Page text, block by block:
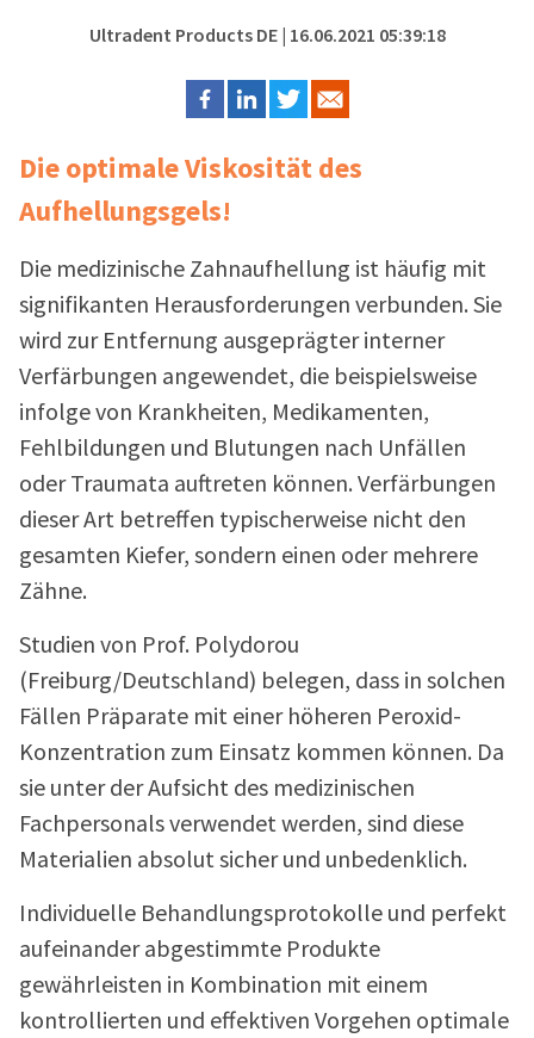
Ultradent Products DE| 16.06.2021 05:39:18
Die optimale Viskosität des
Aufhellungsgels!
Die medizinische Zahnaufhellung ist häufig mit
signifikanten Herausforderungen verbunden. Sie
wird zur Entfernung ausgeprägter interner
Verfärbungen angewendet, die beispielsweise
infolge von Krankheiten, Medikamenten,
Fehlbildungen und Blutungen nach Unfällen
oder Traumata auftreten können. Verfärbungen
dieser Art betreffen typischerweise nicht den
gesamten Kiefer, sondern einen oder mehrere
Zähne.
Studien von Prof. Polydorou
(Freiburg/Deutschland) belegen, dass in solchen
Fällen Präparate mit einerhöheren Peroxid-
Konzentration zum Einsatz kommen können. Da
sie unter der Aufsicht des medizinischen
Fachpersonals verwendet werden, sind diese
Materialien absolut sicher und unbedenklich.
Individuelle Behandlungsprotokolle und perfekt
aufeinander abgestimmte Produkte
gewährleisten in Kombination mit einem
kontrollierten und effektiven Vorgehen optimale